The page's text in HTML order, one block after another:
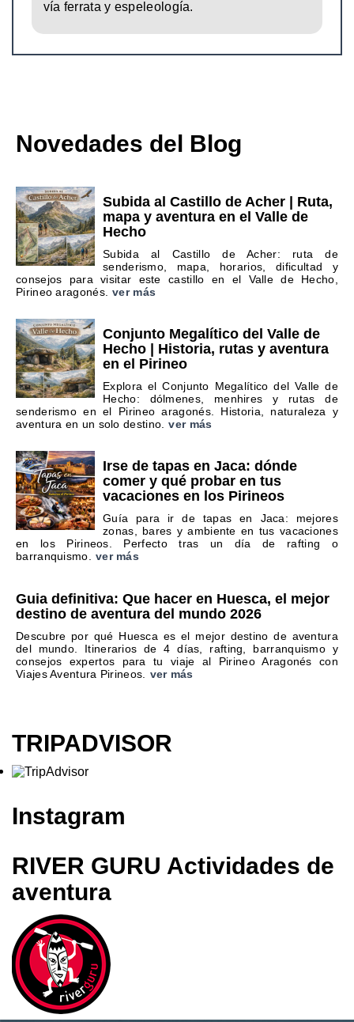
vía ferrata y espeleología.
Novedades del Blog
Subida al Castillo de Acher | Ruta,
mapa y aventura en el Valle de
Hecho
Subida al Castillo de Acher: ruta de
senderismo, mapa, horarios, dificultad y
consejos para visitar este castillo en el Valle de Hecho,
Pirineo aragonés. ver más
Conjunto Megalítico del Valle de
Hecho | Historia, rutas y aventura
en el Pirineo
Explora el Conjunto Megalítico del Valle de
Hecho: dólmenes, menhires y rutas de
senderismo en el Pirineo aragonés. Historia, naturaleza y
aventura en un solo destino. ver más
Irse de tapas en Jaca: dónde
comer y qué probar en tus
vacaciones en los Pirineos
Guía para ir de tapas en Jaca: mejores
zonas, bares y ambiente en tus vacaciones
en los Pirineos. Perfecto tras un día de rafting o
barranquismo. ver más
Guia definitiva: Que hacer en Huesca, el mejor
destino de aventura del mundo 2026
Descubre por qué Huesca es el mejor destino de aventura
del mundo. Itinerarios de 4 días, rafting, barranquismo y
consejos expertos para tu viaje al Pirineo Aragonés con
Viajes Aventura Pirineos.
ver más
TRIPADVISOR
Instagram
RIVER GURU Actividades de
aventura